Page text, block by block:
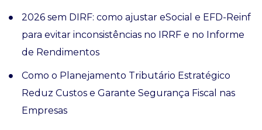
2026 sem DIRF: como ajustar eSocial e EFD-Reinf
para evitar inconsistências no IRRF e no Informe
de Rendimentos
Como o Planejamento Tributário Estratégico
Reduz Custos e Garante Segurança Fiscal nas
Empresas